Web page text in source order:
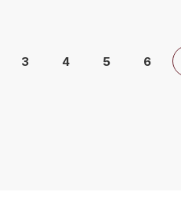
3 4 5 6